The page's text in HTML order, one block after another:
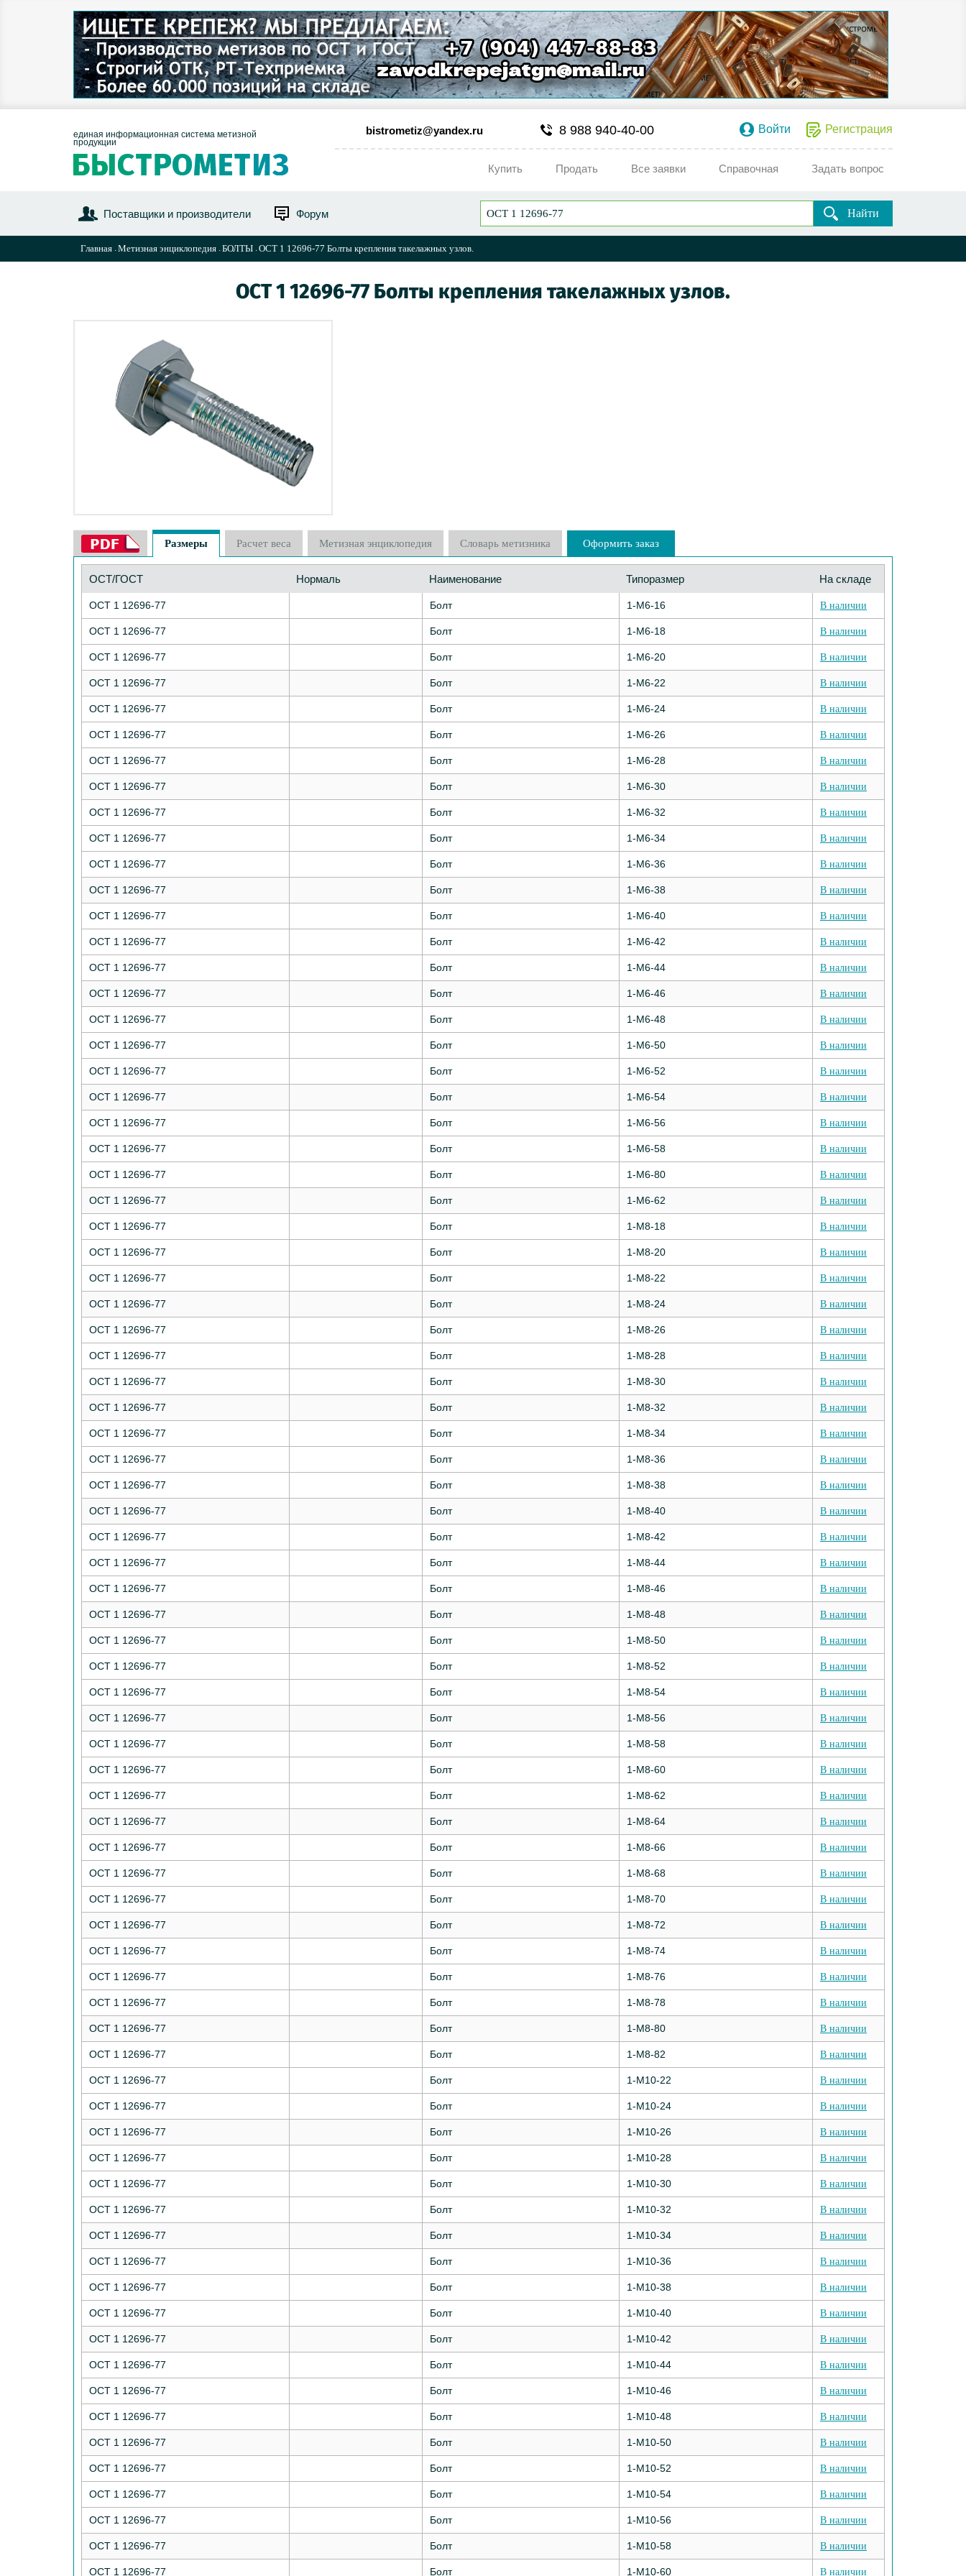
единая информационная система метизной
продукции
bistrometiz@yandex.ru 8 988 940-40-00 Войти Регистрация
Купить Продать Все заявки Справочная Задать вопрос
Поставщики и производители Форум Найти
Главная Метизная энциклопедия БОЛТЫ ОСТ 1 12696-77 Болты крепления такелажных узлов.
ОСТ 1 12696-77 Болты крепления такелажных узлов.
Размеры Расчет веса Метизная энциклопедия Словарь метизника Оформить заказ
ОСТ/ГОСТ Нормаль Наименование Типоразмер На складе
ОСТ 1 12696-77 Болт 1-М6-16 В наличии
ОСТ 1 12696-77 Болт 1-М6-18 В наличии
ОСТ 1 12696-77 Болт 1-М6-20 В наличии
ОСТ 1 12696-77 Болт 1-М6-22 В наличии
ОСТ 1 12696-77 Болт 1-М6-24 В наличии
ОСТ 1 12696-77 Болт 1-М6-26 В наличии
ОСТ 1 12696-77 Болт 1-М6-28 В наличии
ОСТ 1 12696-77 Болт 1-М6-30 В наличии
ОСТ 1 12696-77 Болт 1-М6-32 В наличии
ОСТ 1 12696-77 Болт 1-М6-34 В наличии
ОСТ 1 12696-77 Болт 1-М6-36 В наличии
ОСТ 1 12696-77 Болт 1-М6-38 В наличии
ОСТ 1 12696-77 Болт 1-М6-40 В наличии
ОСТ 1 12696-77 Болт 1-М6-42 В наличии
ОСТ 1 12696-77 Болт 1-М6-44 В наличии
ОСТ 1 12696-77 Болт 1-М6-46 В наличии
ОСТ 1 12696-77 Болт 1-М6-48 В наличии
ОСТ 1 12696-77 Болт 1-М6-50 В наличии
ОСТ 1 12696-77 Болт 1-М6-52 В наличии
ОСТ 1 12696-77 Болт 1-М6-54 В наличии
ОСТ 1 12696-77 Болт 1-М6-56 В наличии
ОСТ 1 12696-77 Болт 1-М6-58 В наличии
ОСТ 1 12696-77 Болт 1-М6-80 В наличии
ОСТ 1 12696-77 Болт 1-М6-62 В наличии
ОСТ 1 12696-77 Болт 1-М8-18 В наличии
ОСТ 1 12696-77 Болт 1-М8-20 В наличии
ОСТ 1 12696-77 Болт 1-М8-22 В наличии
ОСТ 1 12696-77 Болт 1-М8-24 В наличии
ОСТ 1 12696-77 Болт 1-М8-26 В наличии
ОСТ 1 12696-77 Болт 1-М8-28 В наличии
ОСТ 1 12696-77 Болт 1-М8-30 В наличии
ОСТ 1 12696-77 Болт 1-М8-32 В наличии
ОСТ 1 12696-77 Болт 1-М8-34 В наличии
ОСТ 1 12696-77 Болт 1-М8-36 В наличии
ОСТ 1 12696-77 Болт 1-М8-38 В наличии
ОСТ 1 12696-77 Болт 1-М8-40 В наличии
ОСТ 1 12696-77 Болт 1-М8-42 В наличии
ОСТ 1 12696-77 Болт 1-М8-44 В наличии
ОСТ 1 12696-77 Болт 1-М8-46 В наличии
ОСТ 1 12696-77 Болт 1-М8-48 В наличии
ОСТ 1 12696-77 Болт 1-М8-50 В наличии
ОСТ 1 12696-77 Болт 1-М8-52 В наличии
ОСТ 1 12696-77 Болт 1-М8-54 В наличии
ОСТ 1 12696-77 Болт 1-М8-56 В наличии
ОСТ 1 12696-77 Болт 1-М8-58 В наличии
ОСТ 1 12696-77 Болт 1-М8-60 В наличии
ОСТ 1 12696-77 Болт 1-М8-62 В наличии
ОСТ 1 12696-77 Болт 1-М8-64 В наличии
ОСТ 1 12696-77 Болт 1-М8-66 В наличии
ОСТ 1 12696-77 Болт 1-М8-68 В наличии
ОСТ 1 12696-77 Болт 1-М8-70 В наличии
ОСТ 1 12696-77 Болт 1-М8-72 В наличии
ОСТ 1 12696-77 Болт 1-М8-74 В наличии
ОСТ 1 12696-77 Болт 1-М8-76 В наличии
ОСТ 1 12696-77 Болт 1-М8-78 В наличии
ОСТ 1 12696-77 Болт 1-М8-80 В наличии
ОСТ 1 12696-77 Болт 1-М8-82 В наличии
ОСТ 1 12696-77 Болт 1-М10-22 В наличии
ОСТ 1 12696-77 Болт 1-М10-24 В наличии
ОСТ 1 12696-77 Болт 1-М10-26 В наличии
ОСТ 1 12696-77 Болт 1-М10-28 В наличии
ОСТ 1 12696-77 Болт 1-М10-30 В наличии
ОСТ 1 12696-77 Болт 1-М10-32 В наличии
ОСТ 1 12696-77 Болт 1-М10-34 В наличии
ОСТ 1 12696-77 Болт 1-М10-36 В наличии
ОСТ 1 12696-77 Болт 1-М10-38 В наличии
ОСТ 1 12696-77 Болт 1-М10-40 В наличии
ОСТ 1 12696-77 Болт 1-М10-42 В наличии
ОСТ 1 12696-77 Болт 1-М10-44 В наличии
ОСТ 1 12696-77 Болт 1-М10-46 В наличии
ОСТ 1 12696-77 Болт 1-М10-48 В наличии
ОСТ 1 12696-77 Болт 1-М10-50 В наличии
ОСТ 1 12696-77 Болт 1-М10-52 В наличии
ОСТ 1 12696-77 Болт 1-М10-54 В наличии
ОСТ 1 12696-77 Болт 1-М10-56 В наличии
ОСТ 1 12696-77 Болт 1-М10-58 В наличии
ОСТ 1 12696-77 Болт 1-М10-60 В наличии